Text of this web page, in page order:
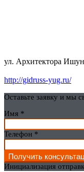
ул. Архитектора
http://gidruss-yug.ru/
Оставьте заявку и мы
Имя *
Телефон *
Получить
Инициализация